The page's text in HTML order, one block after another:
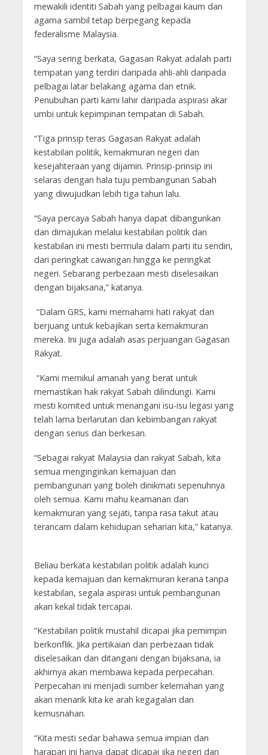
mewakili identiti Sabah yang pelbagai kaum dan
agama sambil tetap berpegang kepada
federalisme Malaysia.
“Saya sering berkata, Gagasan Rakyat adalah parti
tempatan yang terdiri daripada ahli-ahli daripada
pelbagai latar belakang agama dan etnik.
Penubuhan parti kami lahir daripada aspirasi akar
umbi untuk kepimpinan tempatan di Sabah.
“Tiga prinsip teras Gagasan Rakyat adalah
kestabilan politik, kemakmuran negeri dan
kesejahteraan yang dijamin. Prinsip-prinsip ini
selaras dengan hala tuju pembangunan Sabah
yang diwujudkan lebih tiga tahun lalu.
“Saya percaya Sabah hanya dapat dibangunkan
dan dimajukan melalui kestabilan politik dan
kestabilan ini mesti bermula dalam parti itu sendiri,
dari peringkat cawangan hingga ke peringkat
negeri. Sebarang perbezaan mesti diselesaikan
dengan bijaksana,” katanya.
“Dalam GRS, kami memahami hati rakyat dan
berjuang untuk kebajikan serta kemakmuran
mereka. Ini juga adalah asas perjuangan Gagasan
Rakyat.
“Kami memikul amanah yang berat untuk
memastikan hak rakyat Sabah dilindungi. Kami
mesti komited untuk menangani isu-isu legasi yang
telah lama berlarutan dan kebimbangan rakyat
dengan serius dan berkesan.
“Sebagai rakyat Malaysia dan rakyat Sabah, kita
semua menginginkan kemajuan dan
pembangunan yang boleh dinikmati sepenuhnya
oleh semua. Kami mahu keamanan dan
kemakmuran yang sejati, tanpa rasa takut atau
terancam dalam kehidupan seharian kita,” katanya.
Beliau berkata kestabilan politik adalah kunci
kepada kemajuan dan kemakmuran kerana tanpa
kestabilan, segala aspirasi untuk pembangunan
akan kekal tidak tercapai.
“Kestabilan politik mustahil dicapai jika pemimpin
berkonflik. Jika pertikaian dan perbezaan tidak
diselesaikan dan ditangani dengan bijaksana, ia
akhirnya akan membawa kepada perpecahan.
Perpecahan ini menjadi sumber kelemahan yang
akan menarik kita ke arah kegagalan dan
kemusnahan.
“Kita mesti sedar bahawa semua impian dan
harapan ini hanya dapat dicapai jika negeri dan